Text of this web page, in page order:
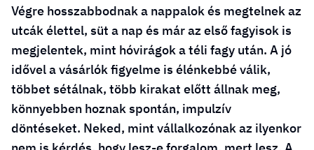
Végre hosszabbodnak a nappalok és megtelnek az
utcák élettel, süt a nap és már az első fagyisok is
megjelentek, mint hóvirágok a téli fagy után. A jó
idővel a vásárlók figyelme is élénkebbé válik,
többet sétálnak, több kirakat előtt állnak meg,
könnyebben hoznak spontán, impulzív
döntéseket. Neked, mint vállalkozónak az ilyenkor